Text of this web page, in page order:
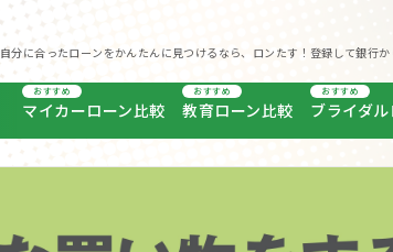
自分に合ったローンをかんたんに見つけるなら、ロンたす！登録して銀行
おすすめ
マイカーローン比較
おすすめ
教育ローン比較
おすすめ
ブライダ